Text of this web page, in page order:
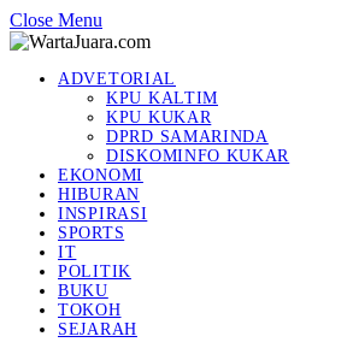
Close Menu
ADVETORIAL
KPU KALTIM
KPU KUKAR
DPRD SAMARINDA
DISKOMINFO KUKAR
EKONOMI
HIBURAN
INSPIRASI
SPORTS
IT
POLITIK
BUKU
TOKOH
SEJARAH